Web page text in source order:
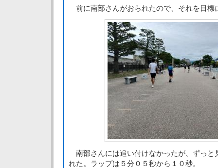
前に南部さんがおられたので、それを目標
南部さんには追い付けなかったが、ずっと
れた。ラップは５分０５秒から１０秒。